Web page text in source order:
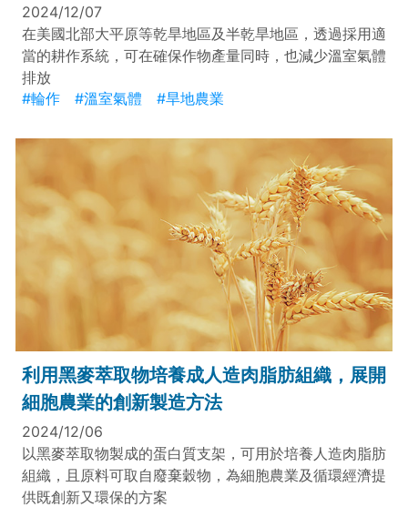
2024/12/07
在美國北部大平原等乾旱地區及半乾旱地區，透過採用適
當的耕作系統，可在確保作物產量同時，也減少溫室氣體
排放
#輪作
#溫室氣體 #旱地農業
利用黑麥萃取物培養成人造肉脂肪組織，展開
細胞農業的創新製造方法
2024/12/06
以黑麥萃取物製成的蛋白質支架，可用於培養人造肉脂肪
組織，且原料可取自廢棄穀物，為細胞農業及循環經濟提
供既創新又環保的方案